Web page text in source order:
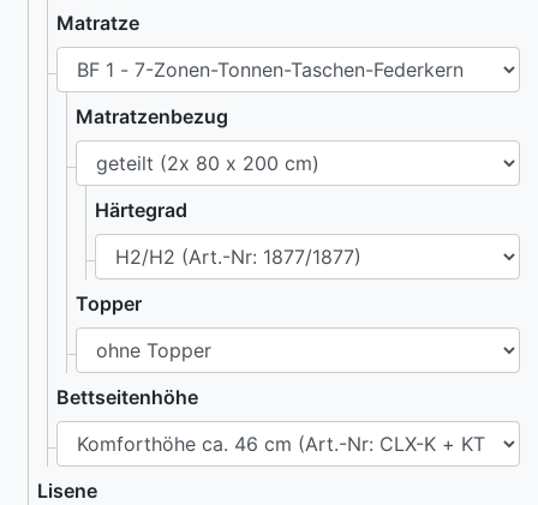
Matratze
Matratzenbezug
Härtegrad
Topper
Bettseitenhöhe
Lisene